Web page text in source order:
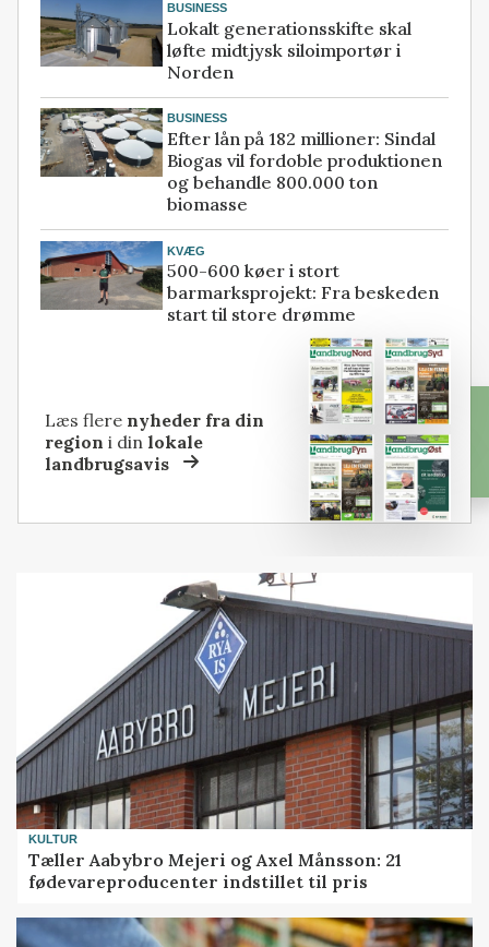
BUSINESS
Lokalt generationsskifte skal
løfte midtjysk siloimportør i
Norden
BUSINESS
Efter lån på 182 millioner: Sindal
Biogas vil fordoble produktionen
og behandle 800.000 ton
biomasse
KVÆG
500-600 køer i stort
barmarksprojekt: Fra beskeden
start til store drømme
Læs flere nyheder fra din
region i dinlokale
landbrugsavis
KULTUR
Tæller Aabybro Mejeri og Axel Månsson: 21
fødevareproducenter indstillet til pris